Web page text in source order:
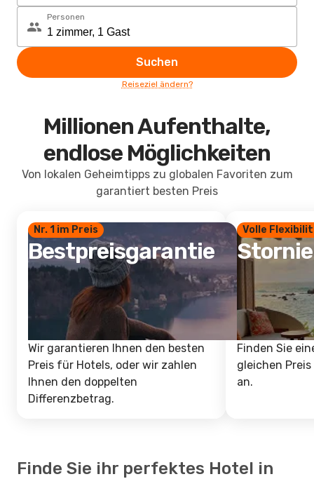
Personen
Suchen
Reiseziel ändern?
Millionen Aufenthalte,
endlose Möglichkeiten
Von lokalen Geheimtipps zu globalen Favoriten zum
garantiert besten Preis
Nr. 1 im Preis
Bestpreisgarantie
Wir garantieren Ihnen den besten
Preis für Hotels, oder wir zahlen
Ihnen den doppelten
Differenzbetrag.
Volle
Finden Sie
gleichen
an.
Finde Sie ihr perfektes Hotel in